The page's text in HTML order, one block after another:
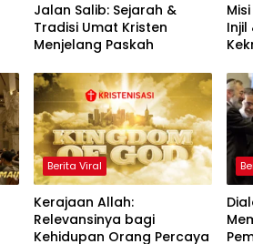
Jalan Salib: Sejarah &
Tradisi Umat Kristen
Menjelang Paskah
Injil
Berita Viral
Kerajaan Allah:
Relevansinya bagi
Kehidupan Orang Percaya